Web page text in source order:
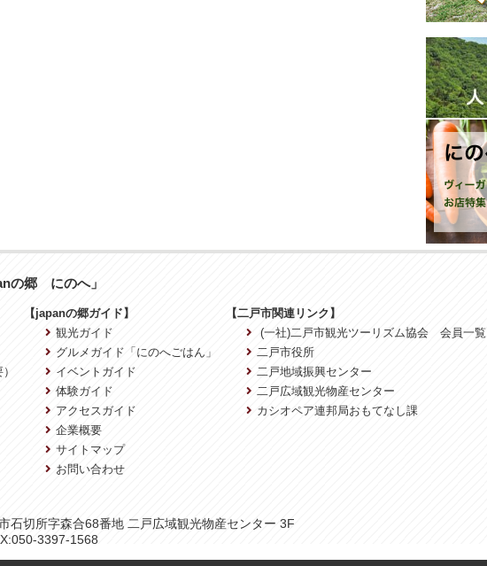
の郷 にのへ」
【japanの郷ガイド】
観光ガイド
グルメガイド「にのへごはん」
イベントガイド
体験ガイド
アクセスガイド
企業概要
サイトマップ
お問い合わせ
【二戸市関連リンク】
(一社)二戸市観光ツーリズム協会 会員一覧
二戸市役所
二戸地域振興センター
二戸広域観光物産センター
カシオペア連邦局おもてなし課
石切所字森合68番地 二戸広域観光物産センター 3F
3397-1568